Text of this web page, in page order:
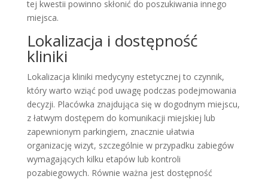
tej kwestii powinno skłonić do poszukiwania innego
miejsca.
Lokalizacja i dostępność
kliniki
Lokalizacja kliniki medycyny estetycznej to czynnik,
który warto wziąć pod uwagę podczas podejmowania
decyzji. Placówka znajdująca się w dogodnym miejscu,
z łatwym dostępem do komunikacji miejskiej lub
zapewnionym parkingiem, znacznie ułatwia
organizację wizyt, szczególnie w przypadku zabiegów
wymagających kilku etapów lub kontroli
pozabiegowych. Równie ważna jest dostępność